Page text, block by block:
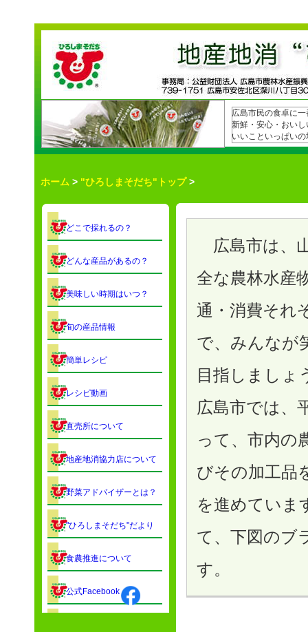
広島市民の食卓に
新鮮・安心・おい
いいこといっぱい
ホーム > "ひろしまそだち"トップ>
どこで採れるの？
どんな産品があるの？
美味しい時期はいつ？
旬の産品情報
簡単レシピ
レシピ動画
直売所について
地産地消協力店について
野菜アドバイザーとは？
"ひろしまそだち"だより
食農推進について
公式Facebook
広島市は、
全な農林水産
通・消費それ
で、みんなが
目指しましょ
広島市では、
って、市内の
びその加工品
を進めていま
て、下図のブ
す。